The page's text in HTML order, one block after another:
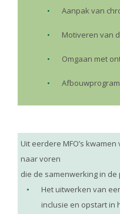
Aanpak van
Motiveren van
Omgaan met
Uit eerdere MFO’s
naar voren
die de samenwerking in
Het uitwerken van
inclusie en opstart in